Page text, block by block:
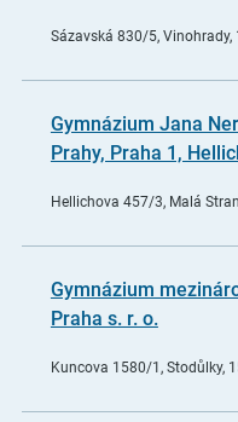
Sázavská 830/5, Vinohrady,
Gymnázium Jana
Prahy, Praha 1,
Hellichova 457/3, Malá
Gymnázium
Praha s. r. o.
Kuncova 1580/1, Stodůlky,